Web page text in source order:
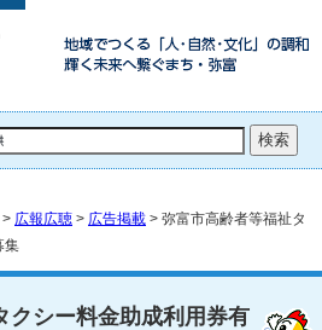
> 広報広聴 > 広告掲載 > 弥富市高齢者等福祉タ
集
クシー料金助成利用券有